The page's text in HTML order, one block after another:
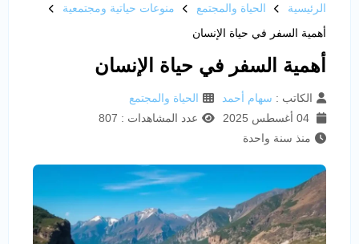
الرئيسية الحياة والمجتمع
منوعات حياتية ومجتمعية
أهمية السفر في حياة الإنسان
أهمية السفر في حياة الإنسان
الكاتب : سهام أحمد
الحياة والمجتمع
عدد المشاهدات : 807
منذ سنة واحدة